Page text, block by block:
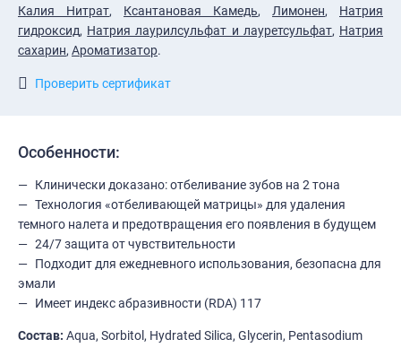
Калия Нитрат, Ксантановая Камедь, Лимонен, Натрия
гидроксид, Натрия лаурилсульфат и лауретсульфат, Натрия
сахарин, Ароматизатор.
Проверить сертификат
Особенности:
Клинически доказано: отбеливание зубов на 2 тона
Технология «отбеливающей матрицы» для удаления
темного налета и предотвращения его появления в будущем
24/7 защита от чувствительности
Подходит для ежедневного использования, безопасна для
эмали
Имеет индекс абразивности (RDA) 117
Состав: Aqua, Sorbitol, Hydrated Silica, Glycerin, Pentasodium